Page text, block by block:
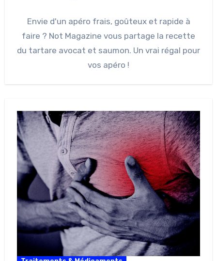
Envie d'un apéro frais, goûteux et rapide à
faire ? Not Magazine vous partage la recette
du tartare avocat et saumon. Un vrai régal pour
vos apéro !